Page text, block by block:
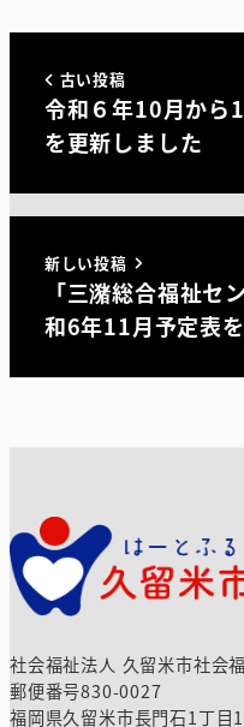
古い投稿
令和６年10月から
を更新しました
新しい投稿
「三潴総合福祉
和6年11月予定表
社会福祉法人 久留米市社会
郵便番号830-0027
福岡県久留米市長門石1丁目